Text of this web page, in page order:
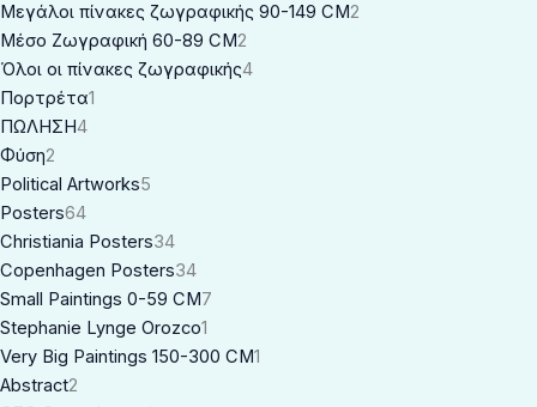
Μεγάλοι πίνακες ζωγραφικής 90-149 CM2
Μέσο Ζωγραφική 60-89 CM2
Όλοι οι πίνακες ζωγραφικής4
Πορτρέτα1
ΠΩΛΗΣΗ4
Φύση2
Political Artworks5
Posters64
Christiania Posters34
Copenhagen Posters34
Small Paintings 0-59 CM7
Stephanie Lynge Orozco1
Very Big Paintings 150-300 CM1
Abstract2